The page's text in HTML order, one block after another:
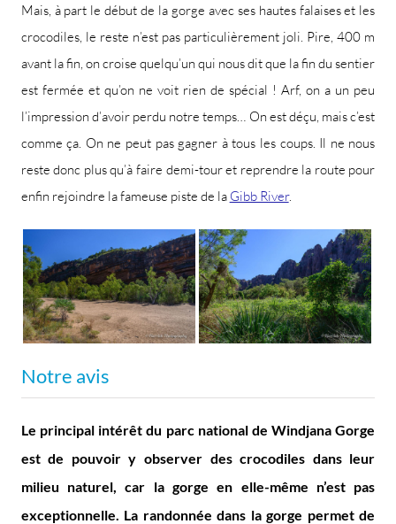
Mais, à part le début de la gorge avec ses hautes falaises et les
crocodiles, le reste n’est pas particulièrement joli. Pire, 400 m
avant la fin, on croise quelqu’un qui nous dit que la fin du sentier
est fermée et qu’on ne voit rien de spécial ! Arf, on a un peu
l’impression d’avoir perdu notre temps… On est déçu, mais c’est
comme ça. On ne peut pas gagner à tous les coups. Il ne nous
reste donc plus qu’à faire demi-tour et reprendre la route pour
enfin rejoindre la fameuse piste de la Gibb River.
Notre avis
Le principal intérêt du parc national de Windjana Gorge
est de pouvoir y observer des crocodiles dans leur
milieu naturel, car la gorge en elle-même n’est pas
exceptionnelle. La randonnée dans la gorge permet de